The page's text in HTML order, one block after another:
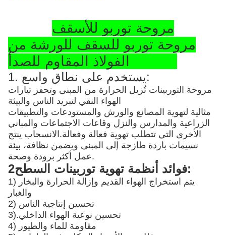
مروحة توربو للأسقف
مروحة توربو للسقف للورشة من
1. يستخدم على نطاق واسع:
مروحة التوربينات تُزيل الحرارة من المبنى وتحفز تيارات
الهواء النقي لتبريد الناس والبيئة
مثالية لتهوية المصانع والورش والمستودعات والتطبيقات
الزراعية والمدارس والنزل وقاعات الاجتماعات والمباني
الأخرى التي تتطلب تهوية فعالة وفعالة.الانسحاب ينتج
نسيمات باردة طازجة إلى المبنى ويضمن نظافة، بيئة
عمل أكثر برودة وصحة.
2فوائد أنظمة تهوية توربينات السطح:
1) يتم استخراج الهواء القديم وإزالة الحرارة والبخار
والغبار
2) تحسين إنتاجية الناس
3).تحسين نوعية الهواء الداخلي
4) مقاومة للماء والطيور